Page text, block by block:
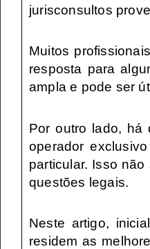
jurisconsultos
Muitos
resposta para
ampla e pode ser
Por outro lado, há
operador
particular. Isso não
questões legais.
Neste artigo,
residem as